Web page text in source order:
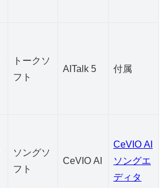
トークソ
フト
AITalk 5 付属
ソングソ
フト
CeVIO AI
CeVIO AI
ソングエ
ディタ